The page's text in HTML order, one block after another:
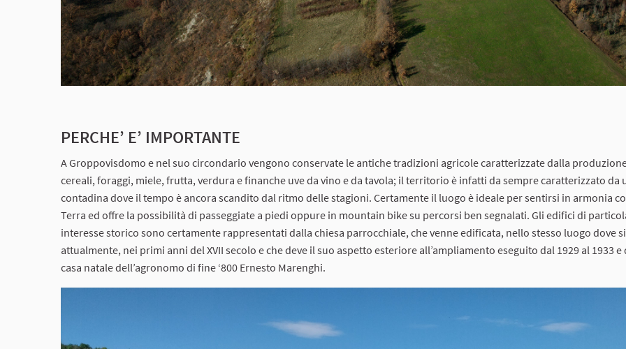
PERCHE’ E’ IMPORTANTE
A Groppovisdomo e nel suo circondario vengono conservate le antiche tradizioni agricole caratterizzate dalla
cereali, foraggi, miele, frutta, verdura e finanche uve da vino e da tavola; il territorio è infatti da sempre caratterizzato da
contadina dove il tempo è ancora scandito dal ritmo delle stagioni. Certamente il luogo è ideale per sentirsi in armonia
Terra ed offre la possibilità di passeggiate a piedi oppure in mountain bike su percorsi ben segnalati. Gli edifici di
interesse storico sono certamente rappresentati dalla chiesa parrocchiale, che venne edificata, nello stesso luogo dove
attualmente, nei primi anni del XVII secolo e che deve il suo aspetto esteriore all’ampliamento eseguito dal 1929 al 1933 e
casa natale dell’agronomo di fine ‘800 Ernesto Marenghi.